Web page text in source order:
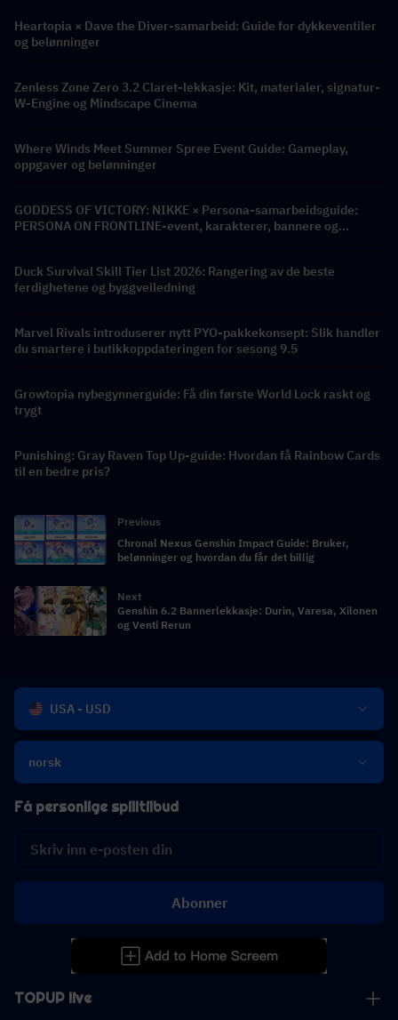
Heartopia × Dave the Diver-samarbeid: Guide for dykkeventiler
og belønninger
Zenless Zone Zero 3.2 Claret-lekkasje: Kit, materialer, signatur-
W-Engine og Mindscape Cinema
Where Winds Meet Summer Spree Event Guide: Gameplay,
oppgaver og belønninger
GODDESS OF VICTORY: NIKKE × Persona-samarbeidsguide:
PERSONA ON FRONTLINE-event, karakterer, bannere og
Duck Survival Skill Tier List 2026: Rangering av de beste
ferdighetene og byggveiledning
Marvel Rivals introduserer nytt PYO-pakkekonsept: Slik handler
du smartere i butikkoppdateringen for sesong 9.5
Growtopia nybegynnerguide: Få din første World Lock raskt og
trygt
Punishing: Gray Raven Top Up-guide: Hvordan få Rainbow Cards
til en bedre pris?
Previous
Chronal Nexus Genshin Impact Guide: Bruker,
belønninger og hvordan du får det billig
Next
Genshin 6.2 Bannerlekkasje: Durin, Varesa, Xilonen
og Venti Rerun
USA - USD
norsk
TOPUP live
Få personlige spilltilbud
Abonner